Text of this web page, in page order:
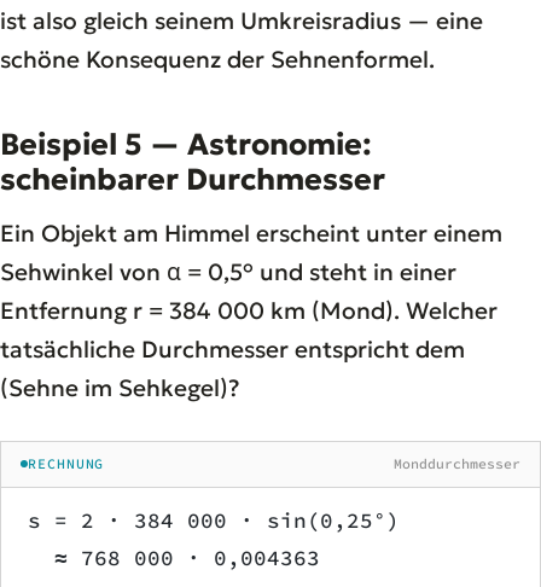
ist also gleich seinem Umkreisradius — eine
schöne Konsequenz der Sehnenformel.
Beispiel 5 — Astronomie:
scheinbarer Durchmesser
Ein Objekt am Himmel erscheint unter einem
Sehwinkel von α = 0,5° und steht in einer
Entfernung r = 384 000 km (Mond). Welcher
tatsächliche Durchmesser entspricht dem
(Sehne im Sehkegel)?
RECHNUNG Monddurchmesser
s = 2 · 384 000 · sin(0,25°)
  ≈ 768 000 · 0,004363